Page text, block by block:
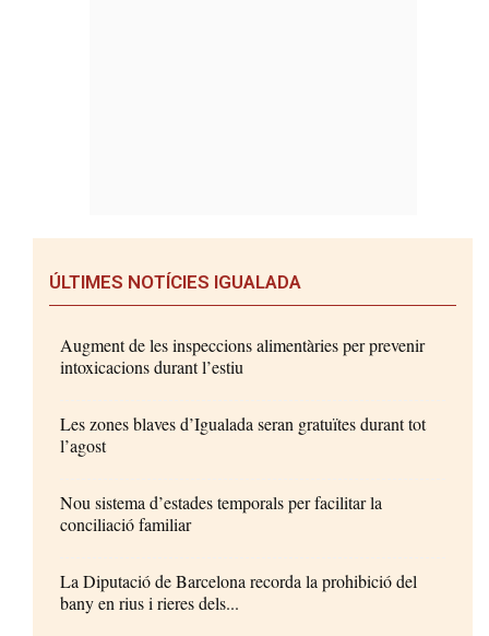
ÚLTIMES NOTÍCIES IGUALADA
Augment de les inspeccions alimentàries per prevenir
intoxicacions durant l’estiu
Les zones blaves d’Igualada seran gratuïtes durant tot
l’agost
Nou sistema d’estades temporals per facilitar la
conciliació familiar
La Diputació de Barcelona recorda la prohibició del
bany en rius i rieres dels...